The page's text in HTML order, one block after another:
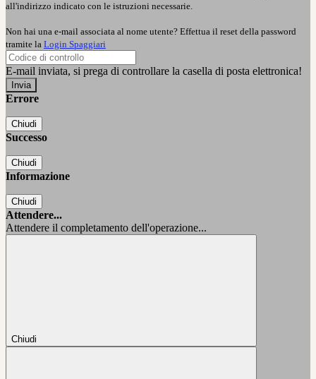
all'indirizzo indicato con le istruzioni necessarie.
Non hai una e-mail associata al nome utente? Effettua il reset della password
tramite la Login Spaggiari
E-mail inviata, si prega di controllare la casella di posta elettronica!
Errore
Chiudi
Successo
Chiudi
Informazione
Chiudi
Attendere...
Attendere il completamento dell'operazione...
Chiudi